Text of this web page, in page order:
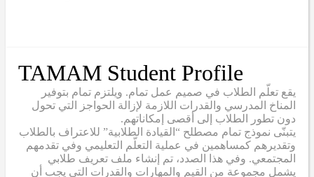
TAMAM Student Profile
يقع تعلّم الطلاب في صميم عمل تمام. ويلتزم تمام بتوفير
المناخ المدرسي والقدرات اللازمة لإزالة الحواجز التي تحول
دون تطور الطلاب إلى أقصى إمكاناتهم.
يتبنّى نموذج تمام مصطلح “القيادة الطلابية” للاعتراف بالطلاب
وتقديرهم كمساهمين في عملية التعلّم التعليمي وفي تقدمهم
المجتمعي. وفي هذا الصدد، تم إنشاء ملف تعريف طلابي
يشمل مجموعة من القيم والمهارات والقدرات التي يجب أن